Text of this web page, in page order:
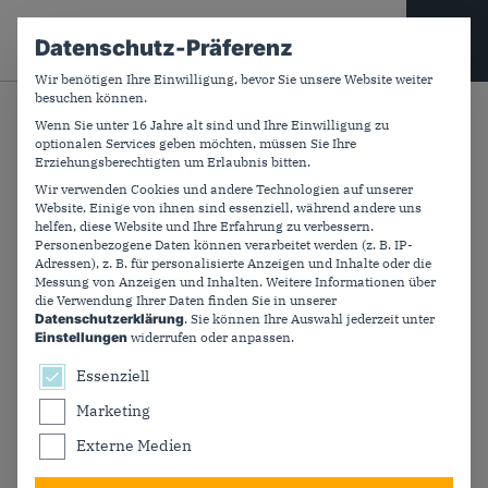
Suchfeld
CDU PLUS
Zurück
Neumitgliederwettbewerb:
Verbände stärken die
Zukunft der CDU
Mitglieder sind unser Fundament als Volkspartei. Der
Neumitgliederwettbewerb zum 80-jährigen Jubiläum
setzt ein starkes Zeichen für Wachstum. Die Gewinner
wurden ausgezeichnet von Generalsekretär Carsten
Datenschutz-Präferenz
Wir benötigen Ihre Einwilligung, bevor Sie unsere Website weiter
besuchen können.
Wenn Sie unter 16 Jahre alt sind und Ihre Einwilligung zu
optionalen Services geben möchten, müssen Sie Ihre
Erziehungsberechtigten um Erlaubnis bitten.
Wir verwenden Cookies und andere Technologien auf unserer
Website. Einige von ihnen sind essenziell, während andere uns
helfen, diese Website und Ihre Erfahrung zu verbessern.
Personenbezogene Daten können verarbeitet werden (z. B. IP-
Adressen), z. B. für personalisierte Anzeigen und Inhalte oder die
Messung von Anzeigen und Inhalten. Weitere Informationen über
die Verwendung Ihrer Daten finden Sie in unserer
Datenschutzerklärung. Sie können Ihre Auswahl jederzeit unter
Einstellungen widerrufen oder anpassen.
Es folgt eine Liste der Service-Gruppen, für die
Essenziell
Marketing
Externe Medien